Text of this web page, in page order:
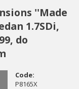
''Made
1.7SDi,
do
Code:
P8165X